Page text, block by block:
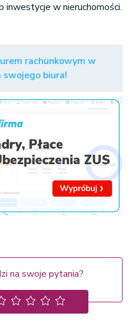
inwestycje w nieruchomości.
rachunkowym w
swojego biura!
na swoje pytania?